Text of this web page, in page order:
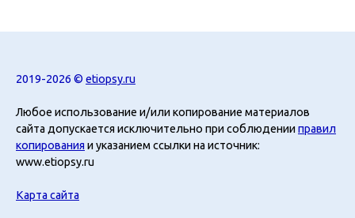
2019-2026 © etiopsy.ru
Любое использование и/или копирование материалов
сайта допускается исключительно при соблюденииправил
копирования и указанием ссылки на источник:
www.etiopsy.ru
Карта сайта